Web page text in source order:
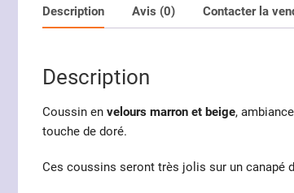
Description Avis (0) Contacter la
Description
Coussin en velours marron et beige,
touche de doré.
Ces coussins seront très jolis sur un canapé